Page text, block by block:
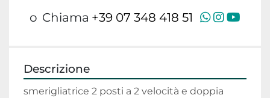
o Chiama +39 07 348 418 51
Descrizione
smerigliatrice 2 posti a 2 velocità e doppia